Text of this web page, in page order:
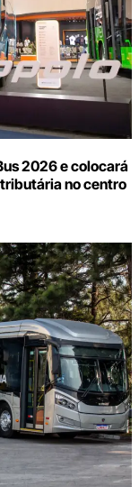
2026 e colocará
no centro